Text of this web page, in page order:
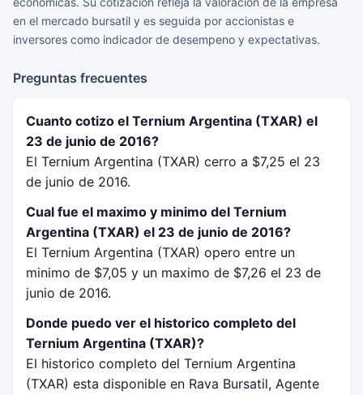
en el mercado bursatil y es seguida por accionistas e
inversores como indicador de desempeno y expectativas.
Preguntas frecuentes
Cuanto cotizo el Ternium Argentina (TXAR) el
23 de junio de 2016?
El Ternium Argentina (TXAR) cerro a $7,25 el 23
de junio de 2016.
Cual fue el maximo y minimo del Ternium
Argentina (TXAR) el 23 de junio de 2016?
El Ternium Argentina (TXAR) opero entre un
minimo de $7,05 y un maximo de $7,26 el 23 de
junio de 2016.
Donde puedo ver el historico completo del
Ternium Argentina (TXAR)?
El historico completo del Ternium Argentina
(TXAR) esta disponible en Rava Bursatil, Agente